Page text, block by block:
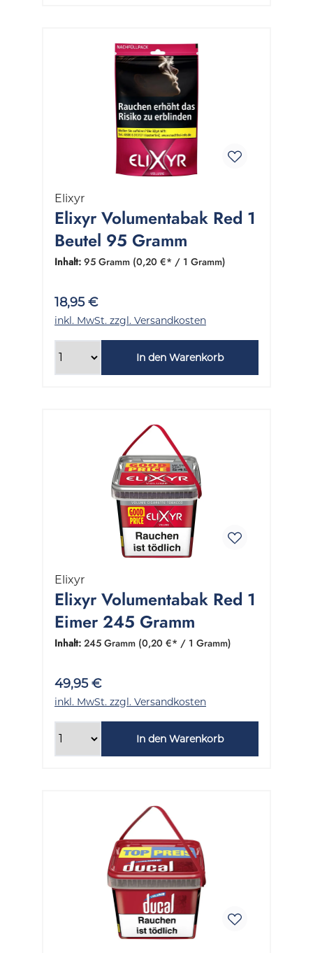
Elixyr
Elixyr Volumentabak Red 1
Beutel 95 Gramm
Inhalt: 95 Gramm (0,20 €* / 1 Gramm)
18,95 €
inkl. MwSt. zzgl. Versandkosten
In den Warenkorb
Elixyr
Elixyr Volumentabak Red 1
Eimer 245 Gramm
Inhalt: 245 Gramm (0,20 €* / 1 Gramm)
49,95 €
inkl. MwSt. zzgl. Versandkosten
In den Warenkorb